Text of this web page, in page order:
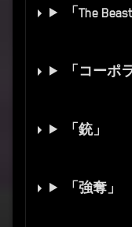
「The
「コーポ
「銃」
「強奪」